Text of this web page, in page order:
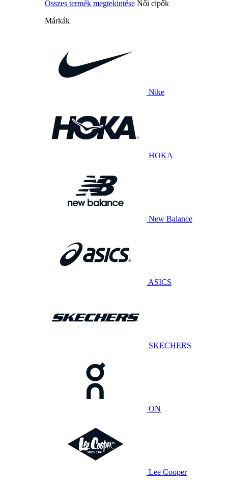
Összes termék megtekintése Női cipők
Márkák
Nike
HOKA
New Balance
ASICS
SKECHERS
ON
Lee Cooper